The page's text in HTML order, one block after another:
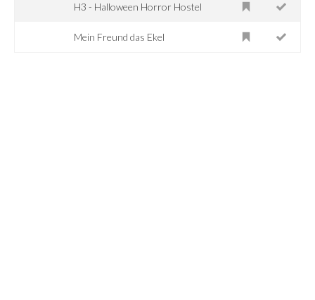
H3 - Halloween Horror Hostel
Mein Freund das Ekel